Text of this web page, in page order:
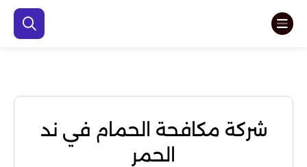
شركة مكافحة الحمام في ند
الحمر